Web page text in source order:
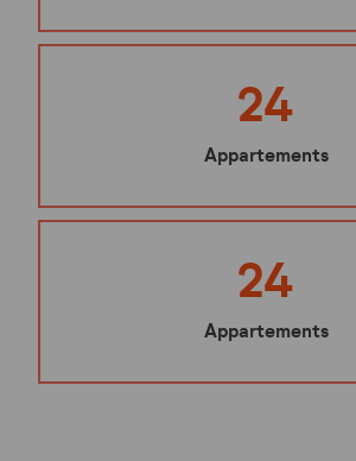
24
Appartements
24
Appartements